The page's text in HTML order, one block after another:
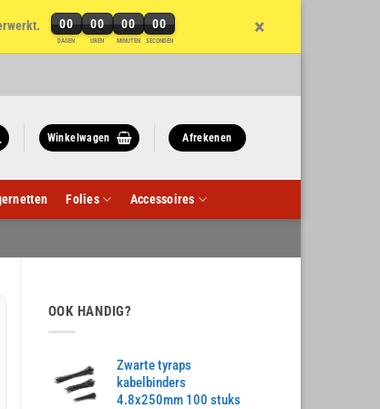
00
DAGEN
00
UREN
00
MINUTEN
00
SECONDEN
×
Winkelwagen Afrekenen
Folies Accessoires
OOK HANDIG?
Zwarte tyraps
kabelbinders
4.8x250mm 100 stuks